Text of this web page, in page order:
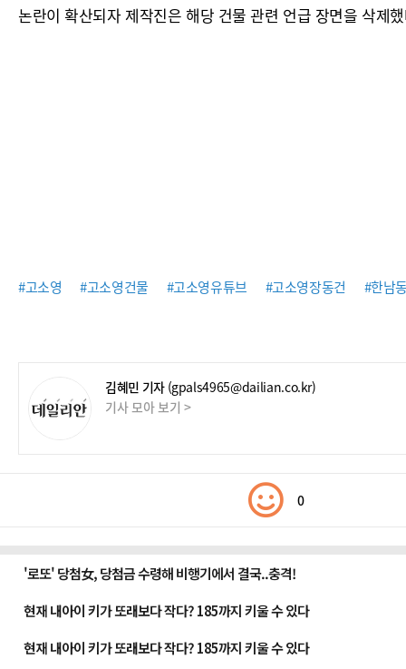
논란이 확산되자 제작진은 해당 건물 관련 언급 장면을 삭제
#고소영 #고소영건물 #고소영유튜브 #고소영장동건 #한남
김혜민 기자 (gpals4965@dailian.co.kr)
기사 모아 보기 >
0